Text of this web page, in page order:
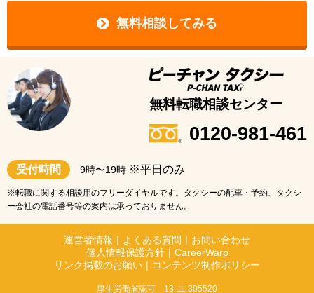
無料相談してみる
無料転職相談センター
0120-981-461
受付時間 9時〜19時 ※平日のみ
※転職に関する相談用のフリーダイヤルです。タクシーの配車・予約、タクシ
ー会社の電話番号等の案内は承っておりません。
運営者情報 | よくある質問 | お問い合わせ
個人情報保護方針 | CareerWarp
リンク掲載のお願い | コンテンツ制作ポリシー
厚生労働省認可 13-ユ-305520